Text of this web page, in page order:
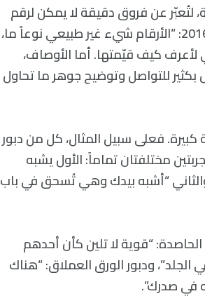
لتُعبّر عن فروق دقيقة لا يمكن لرقم
أن يوضحها بمفرده. حيث قال لموقع Atlas Obscura عام 2016: “الأرقام شيء غير طبيعي نوعاً ما،
لأعرف كيف قيّمتها. أما الأوصاف،
للتواصل وتوضيح جوهر ما تحاول
فعلى سبيل المثال، كل من دبور
الأصلع حصلا على درجة (2)، لكن التجربتين مختلفتان تماماً: الأول يشبه
“أشبه بيدك وهي تُسحق في باب
الحاصدة: “قوية لا تلين كأن أحدهم
ودبور الورق العملاق: “هناك
في صدرك”.